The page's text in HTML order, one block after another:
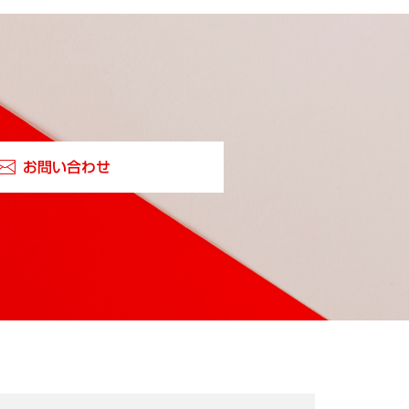
お問い合わせ